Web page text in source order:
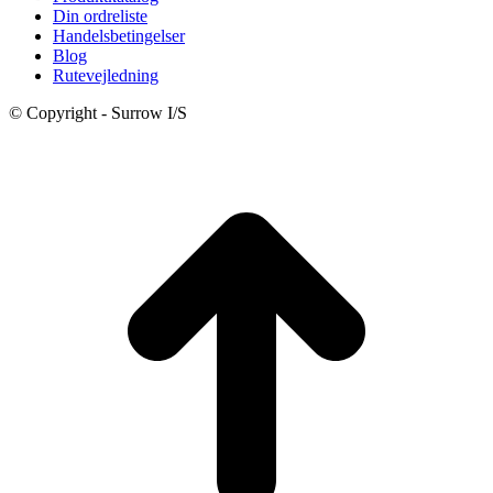
Din ordreliste
Handelsbetingelser
Blog
Rutevejledning
© Copyright - Surrow I/S